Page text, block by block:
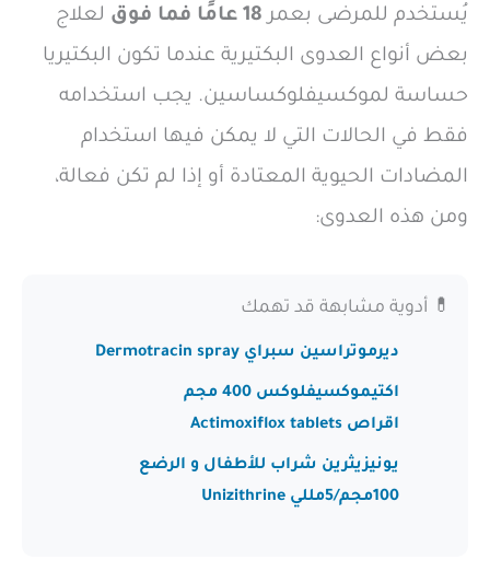
يُستخدم للمرضى بعمر 18 عامًا فما فوق
لعلاج
بعض أنواع العدوى البكتيرية عندما تكون البكتيريا
حساسة لموكسيفلوكساسين. يجب استخدامه
فقط في الحالات التي لا يمكن فيها استخدام
المضادات الحيوية المعتادة أو إذا لم تكن فعالة،
ومن هذه العدوى:
💊 أدوية مشابهة قد تهمك
ديرموتراسين سبراي Dermotracin spray
اكتيموكسيفلوكس 400 مجم
اقراص Actimoxiflox tablets
يونيزيثرين شراب للأطفال و الرضع
100مجم/5مللي Unizithrine